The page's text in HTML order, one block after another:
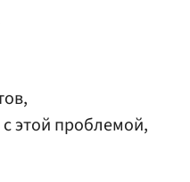
этой проблемой,